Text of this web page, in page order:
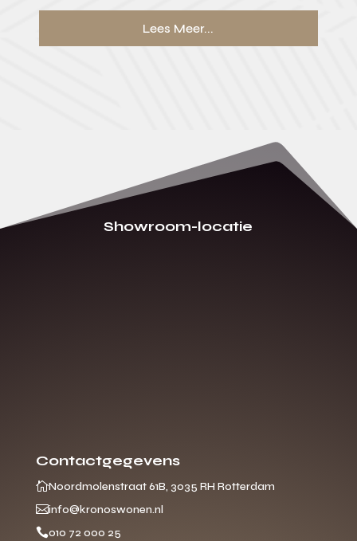
Lees Meer...
Showroom-locatie
Contactgegevens
Noordmolenstraat 61B, 3035 RH Rotterdam
info@kronoswonen.nl
010 72 000 25